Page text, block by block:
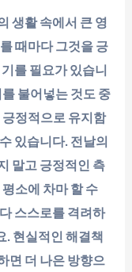
생활 속에서 큰 영
때마다 그것을 긍
를 필요가 있습니
불어넣는 것도 중
정적으로 유지함
있습니다. 전날의
말고 긍정적인 측
소에 차마 할 수
스스로를 격려하
. 현실적인 해결책
면 더 나은 방향으